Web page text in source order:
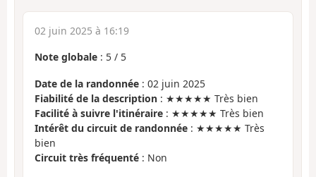
02 juin 2025 à 16:19
Note globale : 5 / 5
Date de la randonnée : 02 juin 2025
Fiabilité de la description : ★★★★★ Très bien
Facilité à suivre l'itinéraire : ★★★★★ Très bien
Intérêt du circuit de randonnée : ★★★★★ Très
bien
Circuit très fréquenté : Non